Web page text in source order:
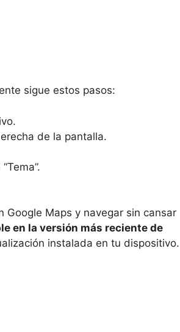
sigue estos pasos:
de la pantalla.
Google Maps y navegar sin cansar
en la versión más reciente de
instalada en tu dispositivo.